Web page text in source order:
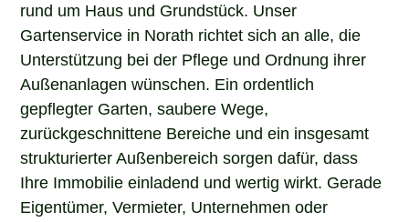
rund um Haus und Grundstück. Unser
Gartenservice in Norath richtet sich an alle, die
Unterstützung bei der Pflege und Ordnung ihrer
Außenanlagen wünschen. Ein ordentlich
gepflegter Garten, saubere Wege,
zurückgeschnittene Bereiche und ein insgesamt
strukturierter Außenbereich sorgen dafür, dass
Ihre Immobilie einladend und wertig wirkt. Gerade
Eigentümer, Vermieter, Unternehmen oder